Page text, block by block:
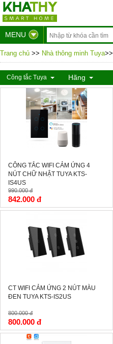
MENU
Trang chủ >> Nhà thông minh Tuya>>
Công tắc Tuya Hãng
CÔNG TẮC WIFI CẢM ỨNG 4
NÚT CHỮ NHẬT TUYA KTS-
IS4US
990.000 đ
842.000 đ
CT WIFI CẢM ỨNG 2 NÚT MÀU
ĐEN TUYA KTS-IS2US
800.000 đ
800.000 đ